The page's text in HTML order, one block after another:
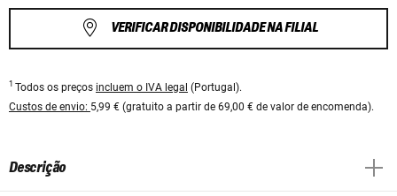
VERIFICAR DISPONIBILIDADE NA FILIAL
1 Todos os preços incluem o IVA legal (Portugal).
Custos de envio: 5,99 € (gratuito a partir de 69,00 € de valor de encomenda).
Descrição